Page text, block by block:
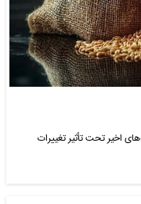
اخیر تحت تأثیر تغییرات